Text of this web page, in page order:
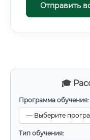
🎓
Программа обучения:
Тип обучения:
Отправить